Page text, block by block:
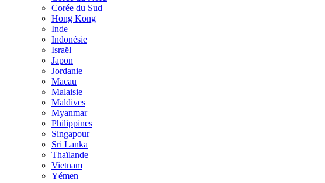
Corée du Sud
Hong Kong
Inde
Indonésie
Israël
Japon
Jordanie
Macau
Malaisie
Maldives
Myanmar
Philippines
Singapour
Sri Lanka
Thaïlande
Vietnam
Yémen